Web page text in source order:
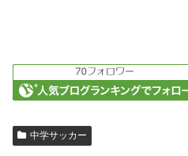
中学サッカー